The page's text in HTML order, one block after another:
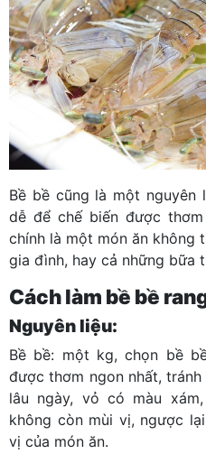
Bề bề cũng là một nguyên
dễ để chế biến được
chính là một món ăn không
gia đình, hay cả những bữa
Cách làm bề bề
Nguyên liệu:
Bề bề: một kg, chọn bề
được thơm ngon nhất,
lâu ngày, vỏ có màu
không còn mùi vị, ngược
vị của món ăn.